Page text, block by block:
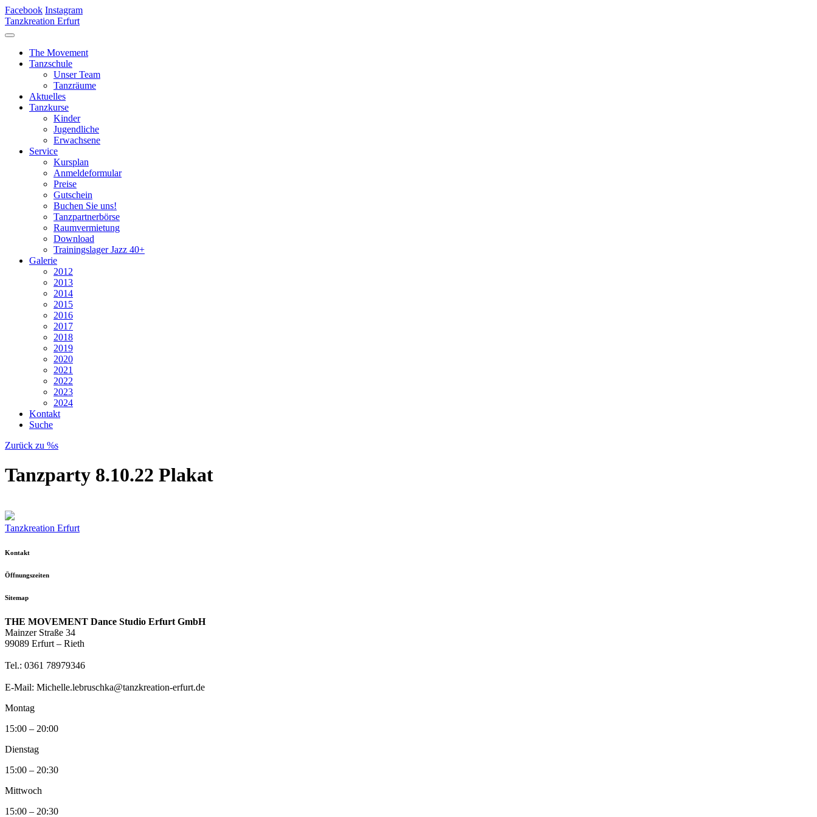
Facebook Instagram
Tanzkreation Erfurt
The Movement
Tanzschule
Unser Team
Tanzräume
Aktuelles
Tanzkurse
Kinder
Jugendliche
Erwachsene
Service
Kursplan
Anmeldeformular
Preise
Gutschein
Buchen Sie uns!
Tanzpartnerbörse
Raumvermietung
Download
Trainingslager Jazz 40+
Galerie
2012
2013
2014
2015
2016
2017
2018
2019
2020
2021
2022
2023
2024
Kontakt
Suche
Zurück zu %s
Tanzparty 8.10.22 Plakat
Tanzkreation Erfurt
Kontakt
Öffnungszeiten
Sitemap
THE MOVEMENT Dance Studio Erfurt GmbH
Mainzer Straße 34
99089 Erfurt – Rieth
Tel.: 0361 78979346
E-Mail: Michelle.lebruschka@tanzkreation-erfurt.de
Montag
15:00 – 20:00
Dienstag
15:00 – 20:30
Mittwoch
15:00 – 20:30